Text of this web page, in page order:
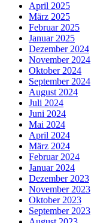
April 2025
März 2025
Februar 2025
Januar 2025
Dezember 2024
November 2024
Oktober 2024
September 2024
August 2024
Juli 2024
Juni 2024
Mai 2024
April 2024
März 2024
Februar 2024
Januar 2024
Dezember 2023
November 2023
Oktober 2023
September 2023